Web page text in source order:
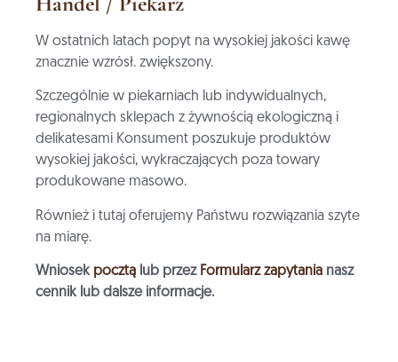
W ostatnich latach popyt na wysokiej jakości kawę
znacznie wzrósł. zwiększony.
Szczególnie w piekarniach lub indywidualnych,
regionalnych sklepach z żywnością ekologiczną i
delikatesami Konsument poszukuje produktów
wysokiej jakości, wykraczających poza towary
produkowane masowo.
Również i tutaj oferujemy Państwu rozwiązania szyte
na miarę.
Wniosek pocztą lub przez Formularz zapytania nasz
cennik lub dalsze informacje.